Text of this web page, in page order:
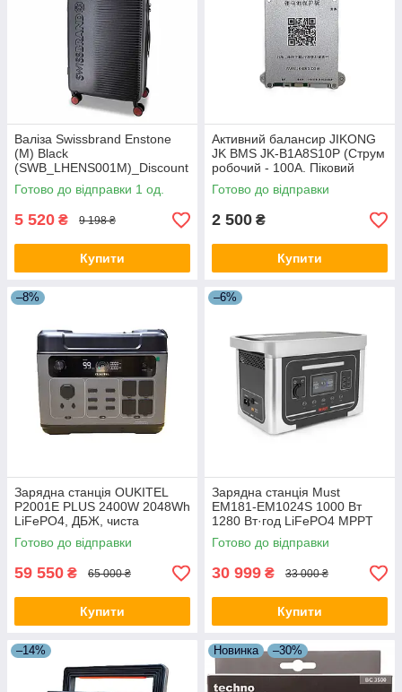
Валіза Swissbrand Enstone
(M) Black
(SWB_LHENS001M)_Discount
ed
Готово до відправки 1 од.
5 520 ₴ 9 198 ₴
Купити
Активний балансир JIKONG
JK BMS JK-B1A8S10P (Струм
робочий - 100А. Піковий
розряду до 200А. Струм
балансування - 1.0 Ампер)
Готово до відправки
2 500 ₴
Купити
–8%
Зарядна станція OUKITEL
P2001E PLUS 2400W 2048Wh
LiFePO4, ДБЖ, чиста
синусоїда, 4×AC, USB-A,
USB-C PD 100W, DC 12V
Готово до відправки
59 550 ₴ 65 000 ₴
Купити
–6%
Зарядна станція Must
EM181-EM1024S 1000 Вт
1280 Вт·год LiFePO4 MPPT
25A LCD 12VDC 2xAC 220V
4xUSB
Готово до відправки
30 999 ₴ 33 000 ₴
Купити
–14% Новинка –30%